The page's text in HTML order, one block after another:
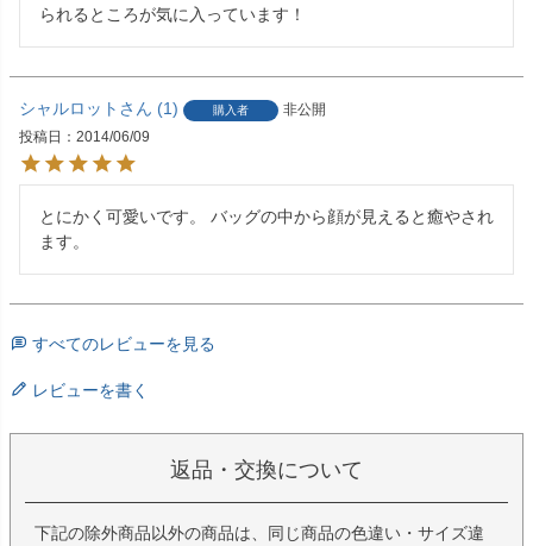
られるところが気に入っています！
シャルロット 1 購入者
非公開
投稿日
2014/06/09
とにかく可愛いです。 バッグの中から顔が見えると癒やされ
ます。
すべてのレビューを見る
レビューを書く
返品・交換について
下記の除外商品以外の商品は、同じ商品の色違い・サイズ違